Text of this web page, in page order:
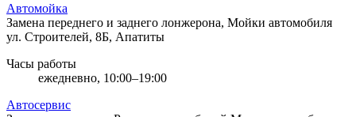
Автомойка
Замена переднего и заднего лонжерона, Мойки автомобиля
ул. Строителей, 8Б, Апатиты
Часы работы
ежедневно, 10:00–19:00
Автосервис